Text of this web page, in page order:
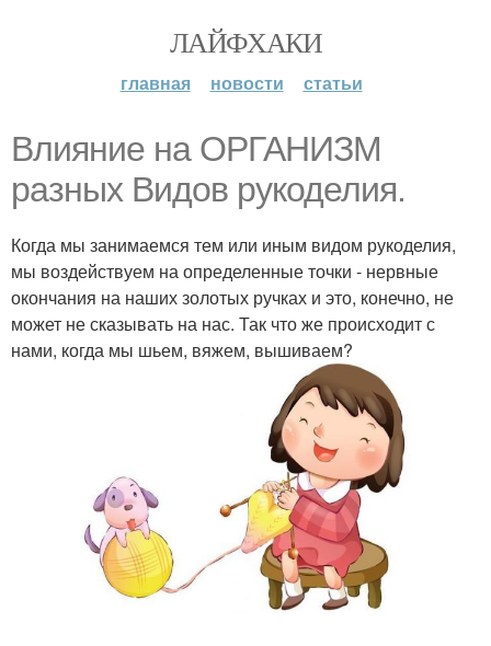
ЛАЙФХАКИ
главная новости статьи
Влияние на ОРГАНИЗМ
разных Видов рукоделия.
Когда мы занимаемся тем или иным видом рукоделия,
мы воздействуем на определенные точки - нервные
окончания на наших золотых ручках и это, конечно, не
может не сказывать на нас. Так что же происходит с
нами, когда мы шьем, вяжем, вышиваем?